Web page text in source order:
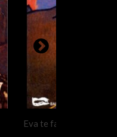
Eva te faire voir